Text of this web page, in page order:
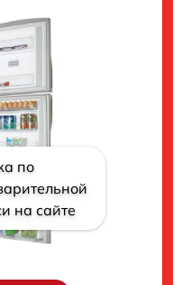
по
на сайте